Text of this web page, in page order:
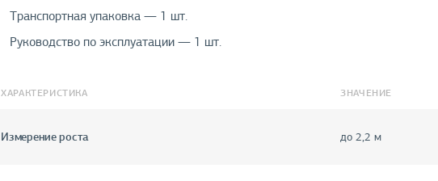
Транспортная упаковка — 1 шт.
Руководство по эксплуатации — 1 шт.
ХАРАКТЕРИСТИКА ЗНАЧЕНИЕ
Измерение роста до 2,2 м